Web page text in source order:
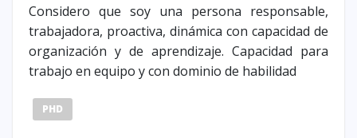
Considero que soy una persona responsable,
trabajadora, proactiva, dinámica con capacidad de
organización y de aprendizaje. Capacidad para
trabajo en equipo y con dominio de habilidad
PHD